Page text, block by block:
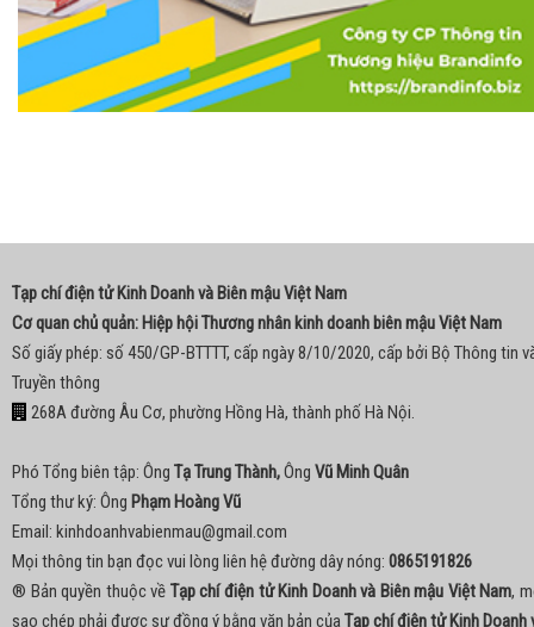
Tạp chí điện tử Kinh Doanh và Biên mậu Việt Nam
Cơ quan chủ quản: Hiệp hội Thương nhân kinh doanh biên mậu Việt Nam
Số giấy phép: số 450/GP-BTTTT, cấp ngày 8/10/2020, cấp bởi Bộ Thông tin
Truyền thông
268A đường Âu Cơ, phường Hồng Hà, thành phố Hà Nội.
Phó Tổng biên tập: Ông Tạ Trung Thành,Ông Vũ Minh Quân
Tổng thư ký: Ông Phạm Hoàng Vũ
Email: kinhdoanhvabienmau@gmail.com
Mọi thông tin bạn đọc vui lòng liên hệ đường dây nóng: 0865191826
® Bản quyền thuộc về Tạp chí điện tử Kinh Doanh và Biên mậu Việt Nam,
sao chép phải được sự đồng ý bằng văn bản củaTạp chí điện tử Kinh Doanh